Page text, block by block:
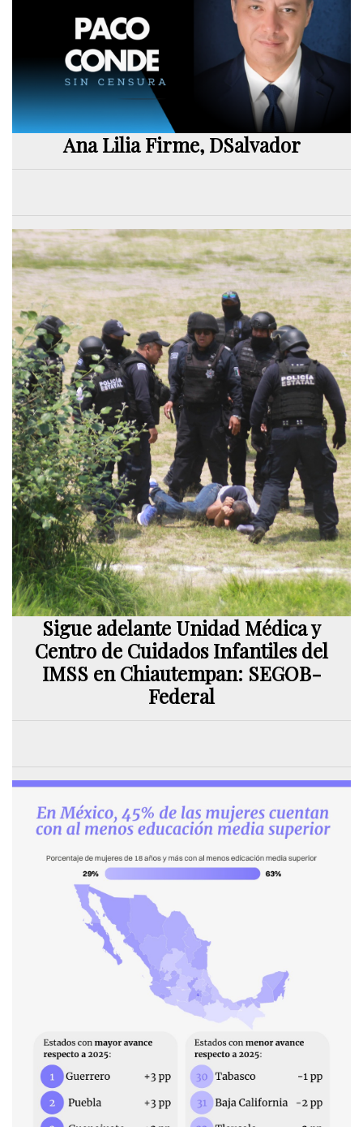
Ana Lilia Firme, DSalvador
Sigue adelante Unidad Médica y
Centro de Cuidados Infantiles del
IMSS en Chiautempan: SEGOB-
Federal